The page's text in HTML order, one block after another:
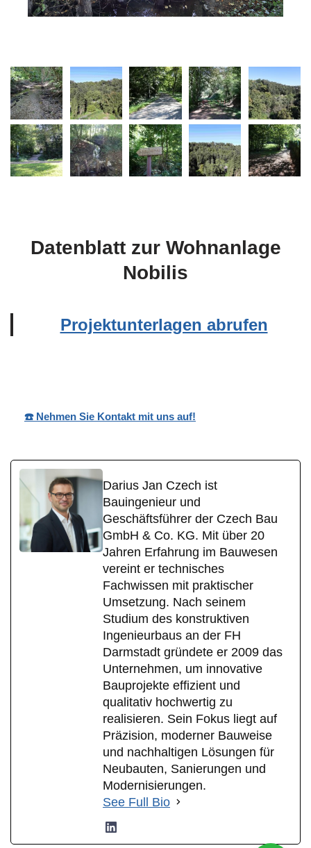
Datenblatt zur Wohnanlage
Nobilis
Projektunterlagen abrufen
☎️ Nehmen Sie Kontakt mit uns auf!
Darius Jan Czech ist
Bauingenieur und
Geschäftsführer der Czech Bau
GmbH & Co. KG. Mit über 20
Jahren Erfahrung im Bauwesen
vereint er technisches
Fachwissen mit praktischer
Umsetzung. Nach seinem
Studium des konstruktiven
Ingenieurbaus an der FH
Darmstadt gründete er 2009 das
Unternehmen, um innovative
Bauprojekte effizient und
qualitativ hochwertig zu
realisieren. Sein Fokus liegt auf
Präzision, moderner Bauweise
und nachhaltigen Lösungen für
Neubauten, Sanierungen und
Modernisierungen.
See Full Bio